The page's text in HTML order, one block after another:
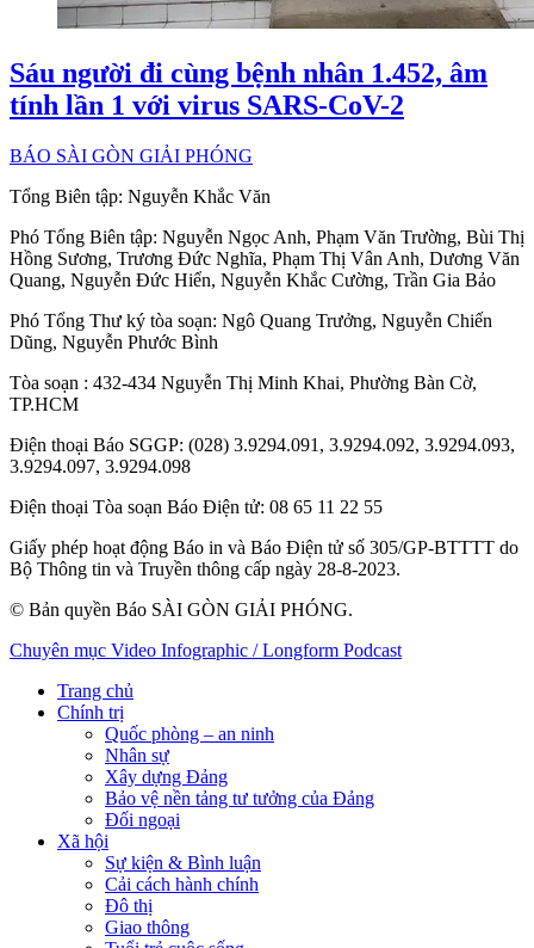
Sáu người đi cùng bệnh nhân 1.452, âm
tính lần 1 với virus SARS-CoV-2
BÁO SÀI GÒN GIẢI PHÓNG
Tổng Biên tập: Nguyễn Khắc Văn
Phó Tổng Biên tập: Nguyễn Ngọc Anh, Phạm Văn Trường, Bùi Thị
Hồng Sương, Trương Đức Nghĩa, Phạm Thị Vân Anh, Dương Văn
Quang, Nguyễn Đức Hiển, Nguyễn Khắc Cường, Trần Gia Bảo
Phó Tổng Thư ký tòa soạn: Ngô Quang Trưởng, Nguyễn Chiến
Dũng, Nguyễn Phước Bình
Tòa soạn : 432-434 Nguyễn Thị Minh Khai, Phường Bàn Cờ,
TP.HCM
Điện thoại Báo SGGP: (028) 3.9294.091, 3.9294.092, 3.9294.093,
3.9294.097, 3.9294.098
Điện thoại Tòa soạn Báo Điện tử: 08 65 11 22 55
Giấy phép hoạt động Báo in và Báo Điện tử số 305/GP-BTTTT do
Bộ Thông tin và Truyền thông cấp ngày 28-8-2023.
© Bản quyền Báo SÀI GÒN GIẢI PHÓNG.
Chuyên mục Video Infographic / Longform Podcast
Trang chủ
Chính trị
Quốc phòng – an ninh
Nhân sự
Xây dựng Đảng
Bảo vệ nền tảng tư tưởng của Đảng
Đối ngoại
Xã hội
Sự kiện & Bình luận
Cải cách hành chính
Đô thị
Giao thông